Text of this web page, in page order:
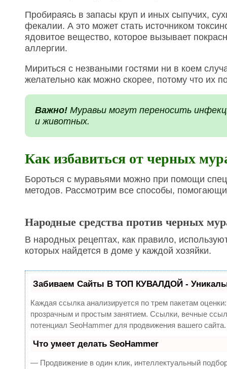
Пробираясь в запасы круп и иных сыпучих,
фекалии. А это может стать источником
ядовитое вещество, которое вызывает
аллергии.
Мириться с незваными гостями ни в коем
желательно как можно скорее, потому что их
Важно! Муравьи могут переносить
и животных.
Как избавиться от черных
Бороться с муравьями можно при помощи
методов. Рассмотрим все способы,
Народные средства против черных
В народных рецептах, как правило,
которых найдется в доме у каждой хозяйки.
Забиваем Сайты В ТОП КУВАЛДОЙ -
Каждая ссылка анализируется по трем пакетам
прозрачным и простым занятием. Ссылки, вечные
потенциал SeoHammer для продвижения вашего сайта.
Что умеет делать SeoHammer
— Продвижение в один клик, интеллектуальный